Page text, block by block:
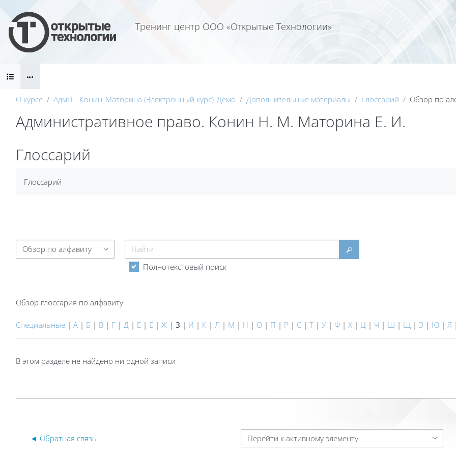
Тренинг центр ООО «Открытые Технологии»
Блоки
О курсе АдмП - Конин_Маторина (Электронный курс)_Демо Дополнительные материалы Глоссарий Обзор по
Административное право. Конин Н. М. Маторина Е. И.
Блоки
Глоссарий
Глоссарий
Обзор глоссария по алфавиту
Найти
Найти
Полнотекстовый поиск
Обзор глоссария по алфавиту
Специальные | А | Б | В | Г | Д | Е | Ё | Ж | З | И | К | Л | М | Н | О | П | Р | С | Т | У | Ф | Х | Ц | Ч | Ш | Щ | Э | Ю | Я |
В этом разделе не найдено ни одной записи
◄ Обратная связь Перейти к активному элементу